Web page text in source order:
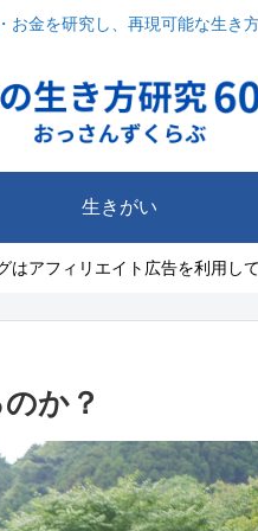
お金を研究し、再現可能な生き
生きがい
はアフィリエイト広告を利用し
か？